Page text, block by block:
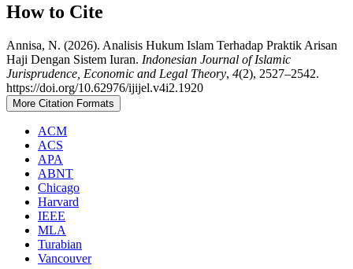
How to Cite
Annisa, N. (2026). Analisis Hukum Islam Terhadap Praktik Arisan
Haji Dengan Sistem Iuran. Indonesian Journal of Islamic
Jurisprudence, Economic and Legal Theory, 4(2), 2527–2542.
https://doi.org/10.62976/ijijel.v4i2.1920
More Citation Formats
ACM
ACS
APA
ABNT
Chicago
Harvard
IEEE
MLA
Turabian
Vancouver